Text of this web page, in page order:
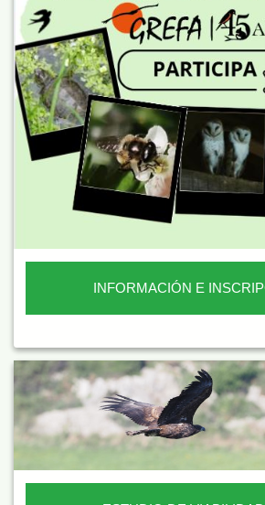
INFORMACIÓN E